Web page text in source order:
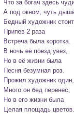
Что за богач здесь
А под окном, чуть
Бедный художник
Припев 2 раза
Встреча была коротка.
В ночь её поезд увез,
Но в её жизни была
Песня безумная роз.
Прожил художник один,
Много он бед перенес,
Но в его жизни была
Целая площадь цветов.